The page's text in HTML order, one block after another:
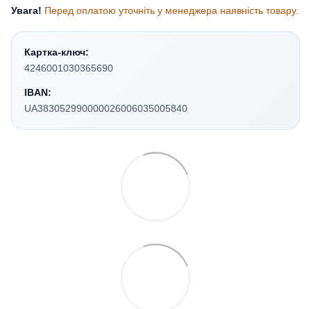
Увага! Перед оплатою уточніть у менеджера наявність товару.
Картка-ключ:
4246001030365690
IBAN:
UA383052990000026006035005840